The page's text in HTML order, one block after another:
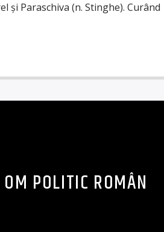
și Paraschiva (n. Stinghe). Curând
POLITIC ROMÂN